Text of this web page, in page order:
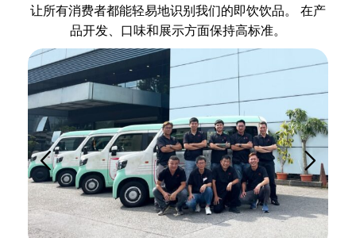
让所有消费者都能轻易地识别我们的即饮饮品。 在产
品开发、口味和展示方面保持高标准。